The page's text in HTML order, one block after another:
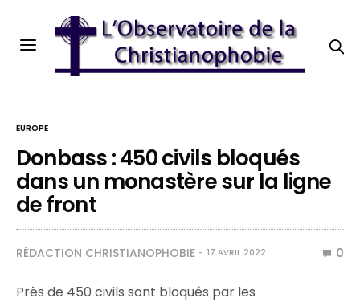
EUROPE
Donbass : 450 civils bloqués
dans un monastère sur la ligne
de front
RÉDACTION CHRISTIANOPHOBIE 17 AVRIL 2022 0
Près de 450 civils sont bloqués par les